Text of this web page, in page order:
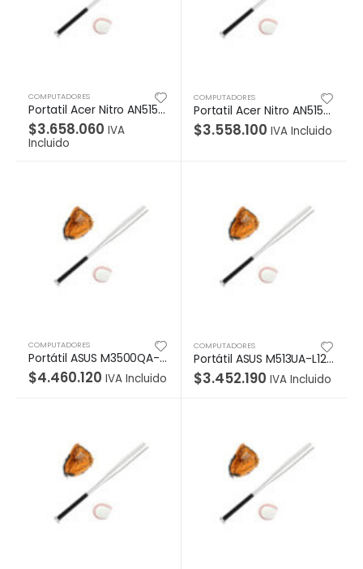
COMPUTADORES
Portatil Acer Nitro AN515-55-576D FHD 144Hz Ci5 10300H 15,6″ 12GB/512SSD/ Nvidia geforce GTX 1650 4GB GDDR6 Linux color Black
$3.658.060 IVA
Incluido
COMPUTADORES
Portatil Acer Nitro AN515-55-52AL FHD Ci5 10300H 15,6″ 8GB/512SSD/Nividia geforce GTX 1650 4GB GDDR6 Linux color Black
$3.558.100 IVA Incluido
COMPUTADORES
Portátil ASUS M3500QA-L1224 AMD Ryzen™ 7 5800H, 15.6″» FHD OLED, 16GB, 512 SSD, Without OS, Color Quiet Blue.
$4.460.120 IVA Incluido
COMPUTADORES
Portátil ASUS M513UA-L1269 AMD Ryzen™ 5 5500U, 15.6″» FHD OLED, 8GB, 512 SSD,Sistema Operativo Without, Indie Black.
$3.452.190 IVA Incluido